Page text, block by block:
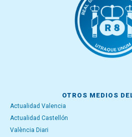
OTROS MEDIOS
Actualidad Valencia
Actualidad Castellón
València Diari